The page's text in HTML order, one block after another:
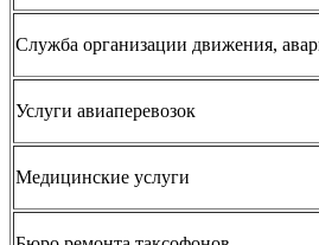
Служба организации движения,
Услуги авиаперевозок
Медицинские услуги